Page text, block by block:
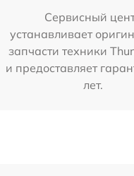
Сервисный
устанавливает
запчасти техники
и предоставляет
лет.